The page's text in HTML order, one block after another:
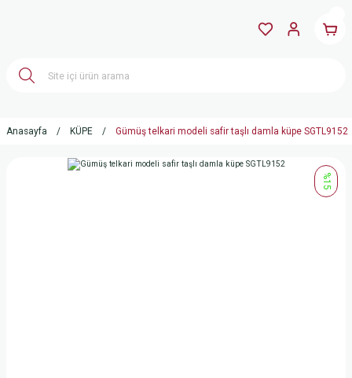
Anasayfa KÜPE Gümüş telkari modeli safir taşlı damla küpe SGTL9152
%15